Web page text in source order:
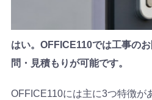
はい。OFFICE110では工事の
問・見積もりが可能です。
OFFICE110には主に3つ特徴が